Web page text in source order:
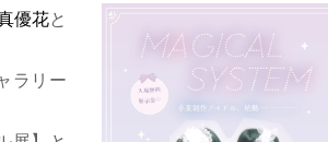
優花と
ラリー